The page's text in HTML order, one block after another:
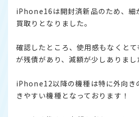
iPhone16は開封済新品のため、細
買取りとなりました。
確認したところ、使用感もなくと
が残債があり、減額が少しありまし
iPhone12以降の機種は特に外向き
きやすい機種となっております！